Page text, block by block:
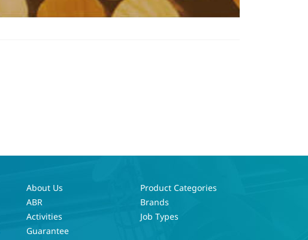
About Us
ABR
Activities
Guarantee
Product Categories
Brands
Job Types